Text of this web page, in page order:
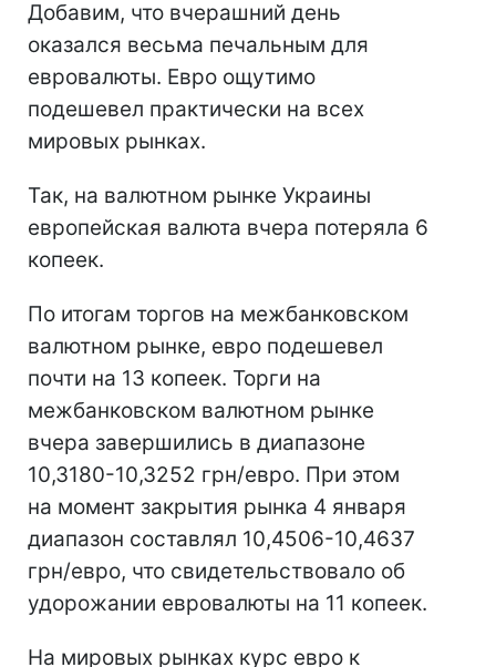
Добавим, что вчерашний день
оказался весьма печальным для
евровалюты. Евро ощутимо
подешевел практически на всех
мировых рынках.
Так, на валютном рынке Украины
европейская валюта вчера потеряла 6
копеек.
По итогам торгов на межбанковском
валютном рынке, евро подешевел
почти на 13 копеек. Торги на
межбанковском валютном рынке
вчера завершились в диапазоне
10,3180-10,3252 грн/евро. При этом
на момент закрытия рынка 4 января
диапазон составлял 10,4506-10,4637
грн/евро, что свидетельствовало об
удорожании евровалюты на 11 копеек.
На мировых рынках курс евро к